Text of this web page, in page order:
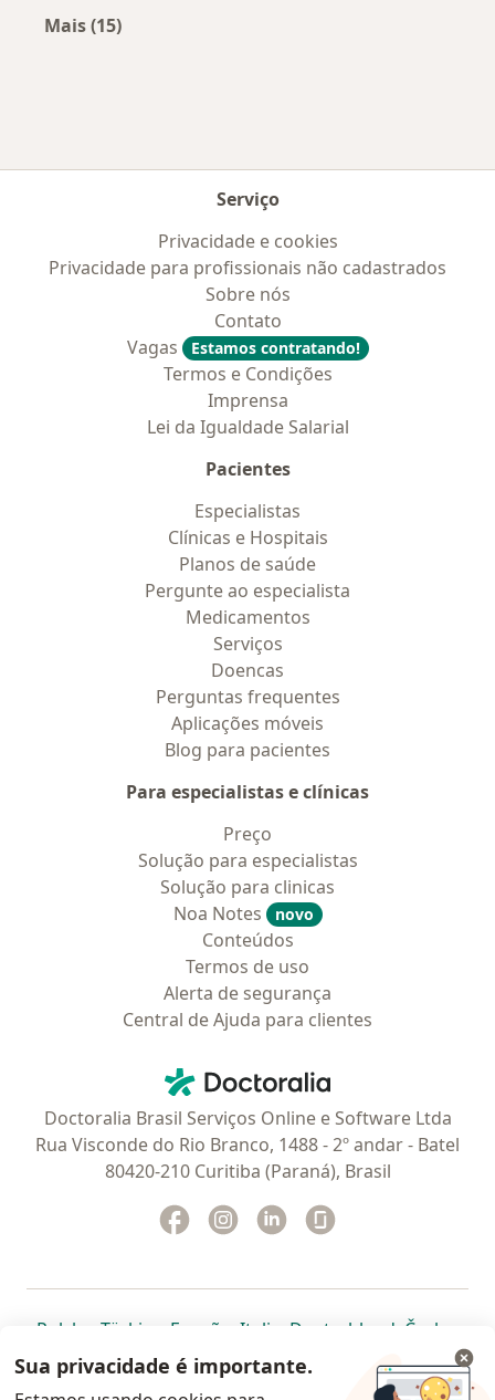
Mais (15)
Serviço
Privacidade e cookies
Privacidade para profissionais não cadastrados
Sobre nós
Contato
Vagas
Estamos contratando!
Termos e Condições
Imprensa
Lei da Igualdade Salarial
Pacientes
Especialistas
Clínicas e Hospitais
Planos de saúde
Pergunte ao especialista
Medicamentos
Serviços
Doencas
Perguntas frequentes
Aplicações móveis
Blog para pacientes
Para especialistas e clínicas
Preço
Solução para especialistas
Solução para clinicas
Noa Notes
novo
Conteúdos
Termos de uso
Alerta de segurança
Central de Ajuda para clientes
Doctoralia - Homepage
Doctoralia Brasil Serviços Online e Software Ltda
Rua Visconde do Rio Branco, 1488 - 2º andar - Batel
80420-210 Curitiba (Paraná), Brasil
Facebook
abre num novo separador
Instagram
abre num novo separador
Linkedin
abre num novo
Polska abre num novo separador
Türkiye abre num novo separador
España abre num novo separador
Italia abre num novo
Deutschlandabre num
Česko
Portugal abre num novo separador
, México abre num novo separador
, abre num novo separador
Brasil abre num novoabre num
abre
Colombia abre num novo
Sua privacidade é importante.